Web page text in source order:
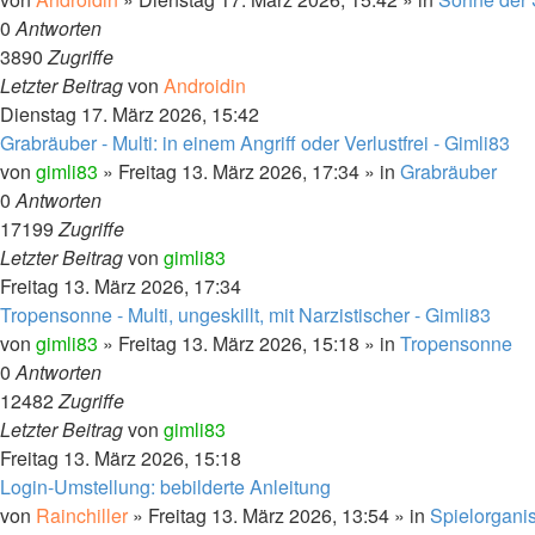
0Antworten
3890Zugriffe
Letzter Beitragvon Androidin
Dienstag 17. März 2026, 15:42
Grabräuber - Multi: in einem Angriff oder Verlustfrei - Gimli83
von gimli83 » Freitag 13. März 2026, 17:34 » in Grabräuber
0Antworten
17199Zugriffe
Letzter Beitragvon gimli83
Freitag 13. März 2026, 17:34
Tropensonne - Multi, ungeskillt, mit Narzistischer - Gimli83
von gimli83 » Freitag 13. März 2026, 15:18 » in Tropensonne
0Antworten
12482Zugriffe
Letzter Beitragvon gimli83
Freitag 13. März 2026, 15:18
Login-Umstellung: bebilderte Anleitung
von Rainchiller » Freitag 13. März 2026, 13:54 » in